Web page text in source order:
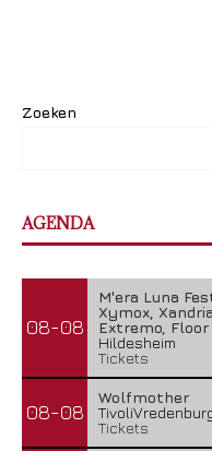
Zoeken
AGENDA
08-08
M'era Luna
Xymox,
Extremo,
Hildesheim
Tickets
08-08
Wolfmother
Tickets